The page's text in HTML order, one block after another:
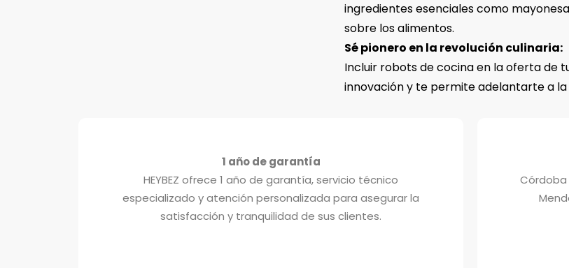
ingredientes esenciales como
sobre los alimentos.
Sé pionero en la revolución culinaria:
Incluir robots de cocina en la oferta de
innovación y te permite adelantarte a
1 año de garantía
HEYBEZ ofrece 1 año de garantía, servicio técnico
especializado y atención personalizada para asegurar la
satisfacción y tranquilidad de sus clientes.
Córdoba